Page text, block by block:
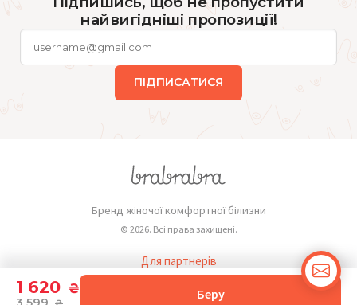
1 620 ₴ Беру
найвигідніші пропозиції!
ПІДПИСАТИСЯ
Бренд жіночої комфортної білизни
© 2026. Всі права захищені.
Для партнерів